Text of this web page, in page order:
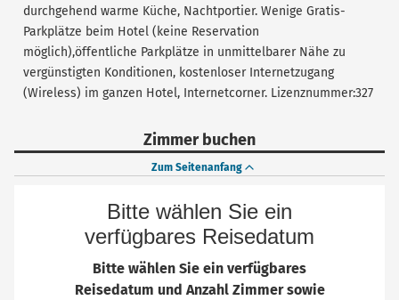
durchgehend warme Küche, Nachtportier. Wenige Gratis-
Parkplätze beim Hotel (keine Reservation
möglich),öffentliche Parkplätze in unmittelbarer Nähe zu
vergünstigten Konditionen, kostenloser Internetzugang
(Wireless) im ganzen Hotel, Internetcorner. Lizenznummer:327
Zimmer buchen
Zum Seitenanfang
Bitte wählen Sie ein
verfügbares Reisedatum
Bitte wählen Sie ein verfügbares
Reisedatum und Anzahl Zimmer sowie